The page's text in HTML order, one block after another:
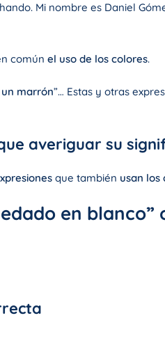
Mi nombre es Daniel
común el uso de los colores.
marrón”… Estas y otras
averiguar su
que también usan los
en blanco”